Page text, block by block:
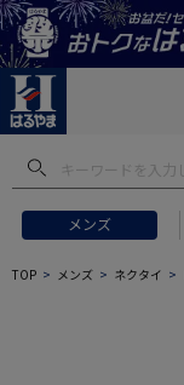
メンズ
TOP メンズ ネクタイ